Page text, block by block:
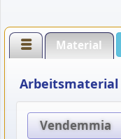
Material
Arbeitsmaterial
Vendemmia